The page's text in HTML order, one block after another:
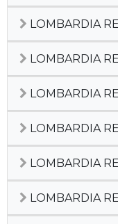
LOMBARDIA
LOMBARDIA
LOMBARDIA
LOMBARDIA
LOMBARDIA
LOMBARDIA